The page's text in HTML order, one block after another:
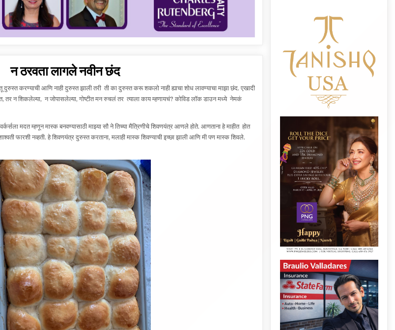
दुरुस्त करण्याची आणि नाही दुरुस्त झाली तरी ती का दुरुस्त करू शकलो नाही ह्याचा शोध लावण्याचा माझा छंद. एखादी
तर न शिकलेल्या, न जोपासलेल्या, गोष्टीत मन रुचलं तर त्याला काय म्हणायचं? कोविड लॉक डाउन मध्ये नेमकं
मदत म्हणून मास्क बनवण्यासाठी माझ्या सौ ने तिच्या मैत्रिणीचे शिवणयंत्र आणले होते. आणताना हे माहीत होत
फारशी नव्हती. हे शिवणयंत्र दुरुस्त करताना, मलाही मास्क शिवण्याची इच्छा झाली आणि मी पण मास्क शिवले.